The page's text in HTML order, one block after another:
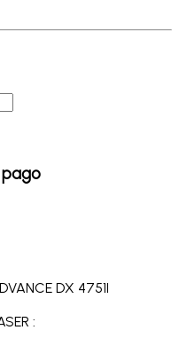
DX 4751I
: